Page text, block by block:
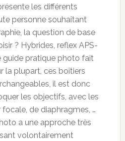
les différents
personne souhaitant
la question de base
? Hybrides, reflex APS-
guide pratique photo fait
la plupart, ces boîtiers
il est donc
les objectifs, avec les
de diaphragmes, …
a une approche très
volontairement